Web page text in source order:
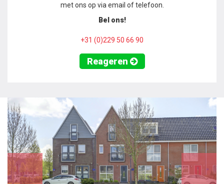
met ons op via email of telefoon.
Bel ons!
+31 (0)229 50 66 90
Reageren